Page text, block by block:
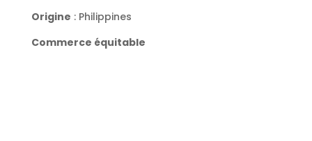
Origine : Philippines
Commerce équitable